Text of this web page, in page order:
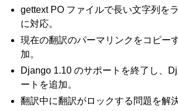
gettext PO ファイルで長い文字列を
に対応。
現在の翻訳のパーマリンクをコピー
加。
Django 1.10 のサポートを終了し、
ートを追加。
翻訳中に翻訳がロックする問題を解決